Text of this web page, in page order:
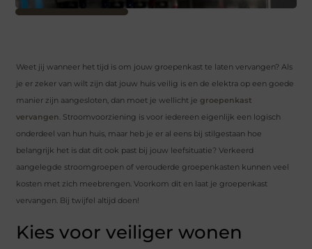
Weet jij wanneer het tijd is om jouw groepenkast te laten vervangen? Als
je er zeker van wilt zijn dat jouw huis veilig is en de elektra op een goede
manier zijn aangesloten, dan moet je wellicht jegroepenkast
vervangen. Stroomvoorziening is voor iedereen eigenlijk een logisch
onderdeel van hun huis, maar heb je er al eens bij stilgestaan hoe
belangrijk het is dat dit ook past bij jouw leefsituatie? Verkeerd
aangelegde stroomgroepen of verouderde groepenkasten kunnen veel
kosten met zich meebrengen. Voorkom dit en laat je groepenkast
vervangen. Bij twijfel altijd doen!
Kies voor veiliger wonen